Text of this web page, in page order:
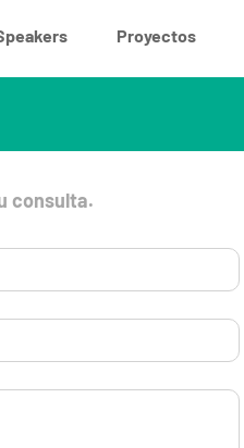
Proyectos
consulta.